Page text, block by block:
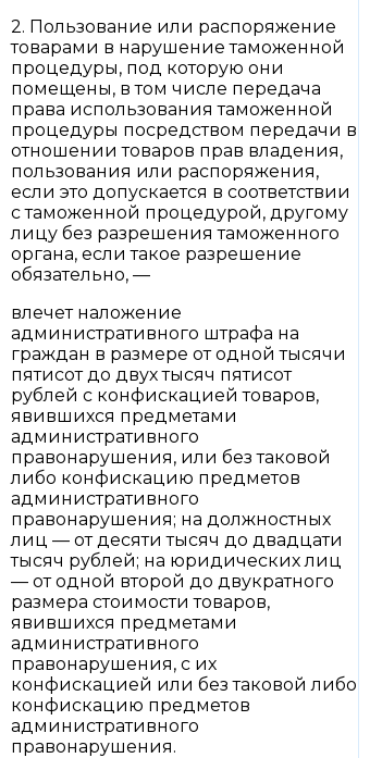
2. Пользование или распоряжение
товарами в нарушение таможенной
процедуры, под которую они
помещены, в том числе передача
права использования таможенной
процедуры посредством передачи в
отношении товаров прав владения,
пользования или распоряжения,
если это допускается в соответствии
с таможенной процедурой, другому
лицу без разрешения таможенного
органа, если такое разрешение
обязательно, —
влечет наложение
административного штрафа на
граждан в размере от одной тысячи
пятисот до двух тысяч пятисот
рублей с конфискацией товаров,
явившихся предметами
административного
правонарушения, или без таковой
либо конфискацию предметов
административного
правонарушения; на должностных
лиц — от десяти тысяч до двадцати
тысяч рублей; на юридических лиц
— от одной второй до двукратного
размера стоимости товаров,
явившихся предметами
административного
правонарушения, с их
конфискацией или без таковой либо
конфискацию предметов
административного
правонарушения.